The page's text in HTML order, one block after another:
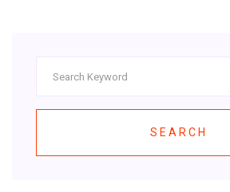
SEARCH